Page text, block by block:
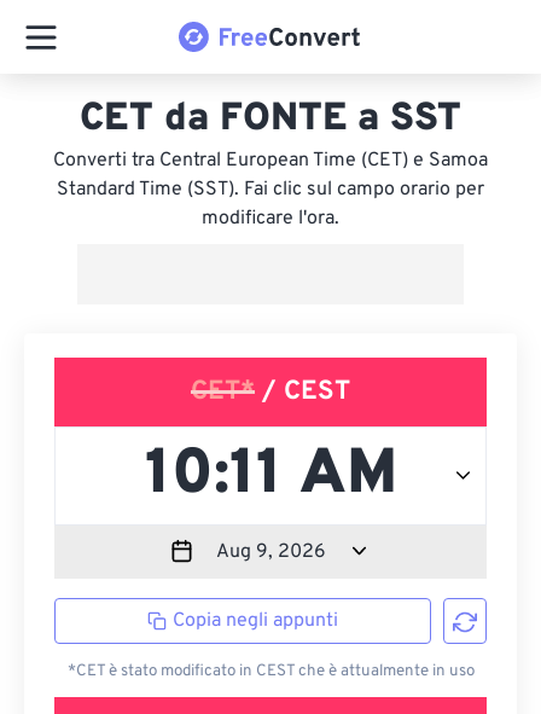
CET da FONTE a SST
Converti tra Central European Time (CET) e Samoa
Standard Time (SST). Fai clic sul campo orario per
modificare l'ora.
CET* / CEST
Copia negli appunti
*CET è stato modificato in CEST che è attualmente in uso